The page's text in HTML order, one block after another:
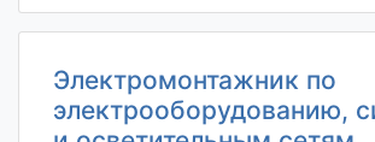
Электромонтажник по
электрооборудованию,